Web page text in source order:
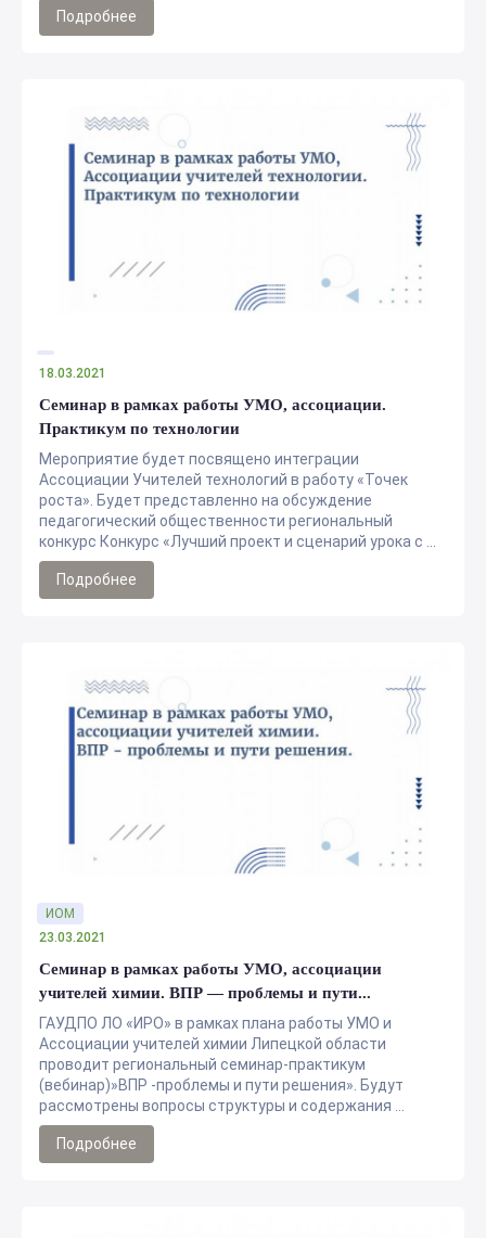
Подробнее
Семинар в рамках работы УМО, ассоциации.
Практикум по технологии
Мероприятие будет посвящено интеграции
Ассоциации Учителей технологий в работу «Точек
роста». Будет представленно на обсуждение
педагогический общественности региональный
конкурс Конкурс «Лучший проект и сценарий урока с ...
18.03.2021
Подробнее
Семинар в рамках работы УМО, ассоциации
учителей химии. ВПР — проблемы и пути...
ГАУДПО ЛО «ИРО» в рамках плана работы УМО и
Ассоциации учителей химии Липецкой области
проводит региональный семинар-практикум
(вебинар)»ВПР -проблемы и пути решения». Будут
рассмотрены вопросы структуры и содержания ...
ИОМ
23.03.2021
Подробнее